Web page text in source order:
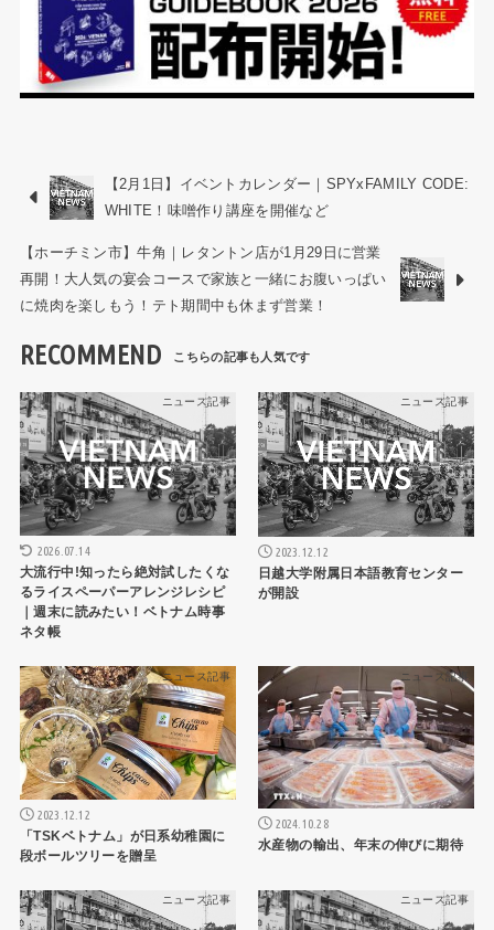
【2月1日】イベントカレンダー｜SPYxFAMILY CODE:
WHITE！味噌作り講座を開催など
【ホーチミン市】牛角｜レタントン店が1月29日に営業
再開！大人気の宴会コースで家族と一緒にお腹いっぱい
に焼肉を楽しもう！テト期間中も休まず営業！
RECOMMEND
ニュース記事
2026.07.14
大流行中!知ったら絶対試したくな
るライスペーパーアレンジレシピ
｜週末に読みたい！ベトナム時事
ネタ帳
ニュース記事
2023.12.12
日越大学附属日本語教育センター
が開設
ニュース記事
2023.12.12
「TSKベトナム」が日系幼稚園に
段ボールツリーを贈呈
ニュース記事
2024.10.28
水産物の輸出、年末の伸びに期待
ニュース記事 ニュース記事